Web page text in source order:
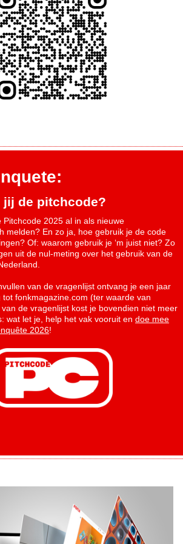
jij de pitchcode?
2025 al in als nieuwe
melden? En zo ja, hoe gebruik je de code
Of: waarom gebruik je ‘m juist niet? Zo
uit de nul-meting over het gebruik van de
van de vragenlijst ontvang je een jaar
fonkmagazine.com (ter waarde van
de vragenlijst kost je bovendien niet meer
wat let je, help het vak vooruit en doe mee
2026!